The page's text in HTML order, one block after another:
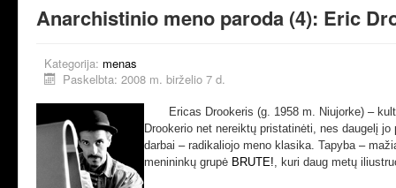
Anarchistinio meno paroda (4): Eric
Kategorija: menas
Paskelbta: 2008 m. birželio 7 d.
Ericas Drookeris (g. 1958 m. Niujorke) –
Drookerio net nereiktų pristatinėti, nes daugelį
darbai – radikaliojo meno klasika. Tapyba –
menininkų grupė BRUTE!, kuri daug metų